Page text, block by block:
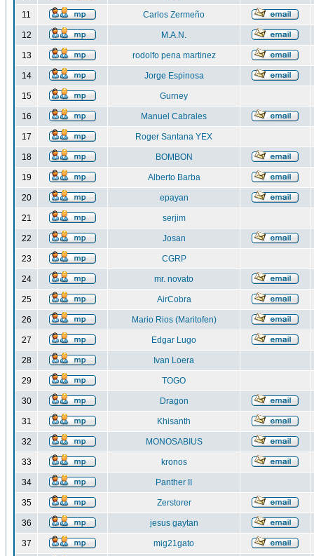
11 Carlos Zermeño
12 M.A.N.
13 rodolfo pena martinez
14 Jorge Espinosa
15 Gurney
16 Manuel Cabrales
17 Roger Santana YEX
18 BOMBON
19 Alberto Barba
20 epayan
21 serjim
22 Josan
23 CGRP
24 mr. novato
25 AirCobra
26 Mario Rios (Maritofen)
27 Edgar Lugo
28 Ivan Loera
29 TOGO
30 Dragon
31 Khisanth
32 MONOSABIUS
33 kronos
34 Panther II
35 Zerstorer
36 jesus gaytan
37 mig21gato